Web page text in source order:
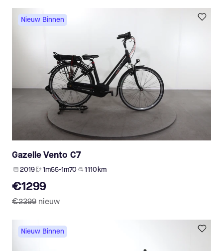
Nieuw Binnen
Gazelle Vento C7
2019 1m55-1m70 1 110 km
€1299
€2399 nieuw
Nieuw Binnen